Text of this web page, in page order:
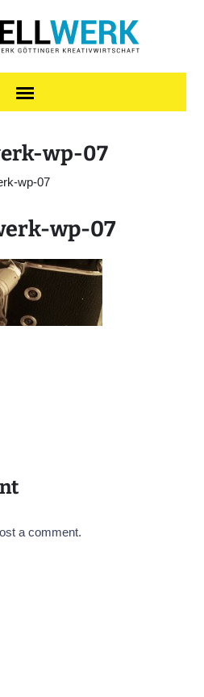
wp-07
wp-07
wp-07
a comment.